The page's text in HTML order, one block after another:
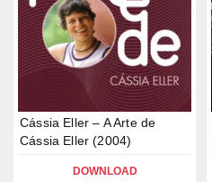
Cássia Eller – A Arte de
Cássia Eller (2004)
DOWNLOAD